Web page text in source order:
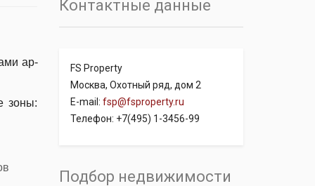
ар-
зоны:
Контактные данные
FS Property
Москва, Охотный ряд, дом 2
E-mail: fsp@fsproperty.ru
Телефон: +7(495) 1-3456-99
Подбор недвижимости